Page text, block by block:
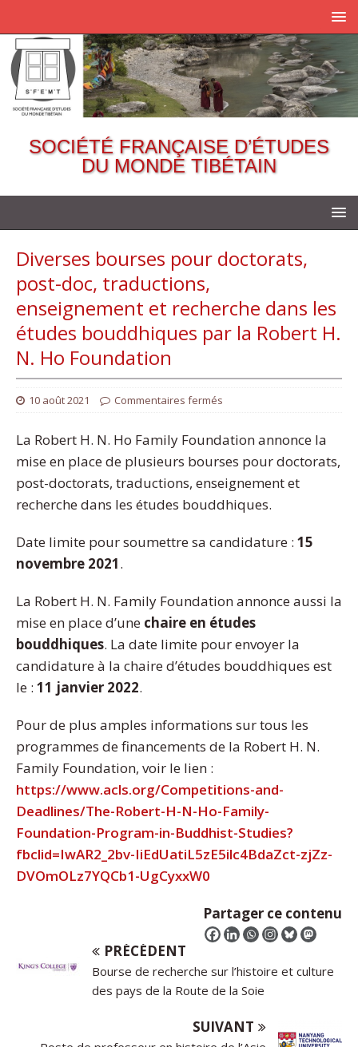
SOCIÉTÉ FRANÇAISE D’ÉTUDES
DU MONDE TIBÉTAIN
Diverses bourses pour doctorats,
post-doc, traductions,
enseignement et recherche dans les
études bouddhiques par la Robert H.
N. Ho Foundation
10 août 2021 Commentaires fermés
La Robert H. N. Ho Family Foundation annonce la
mise en place de plusieurs bourses pour doctorats,
post-doctorats, traductions, enseignement et
recherche dans les études bouddhiques.
Date limite pour soumettre sa candidature : 15
novembre 2021.
La Robert H. N. Family Foundation annonce aussi la
mise en place d’une chaire en études
bouddhiques. La date limite pour envoyer la
candidature à la chaire d’études bouddhiques est
le : 11 janvier 2022.
Pour de plus amples informations sur tous les
programmes de financements de la Robert H. N.
Family Foundation, voir le lien :
https://www.acls.org/Competitions-and-
Deadlines/The-Robert-H-N-Ho-Family-
Foundation-Program-in-Buddhist-Studies?
fbclid=IwAR2_2bv-IiEdUatiL5zE5ilc4BdaZct-zjZz-
DVOmOLz7YQCb1-UgCyxxW0
Partager ce contenu
PRÉCÉDENT
Bourse de recherche sur l’histoire et culture
des pays de la Route de la Soie
SUIVANT